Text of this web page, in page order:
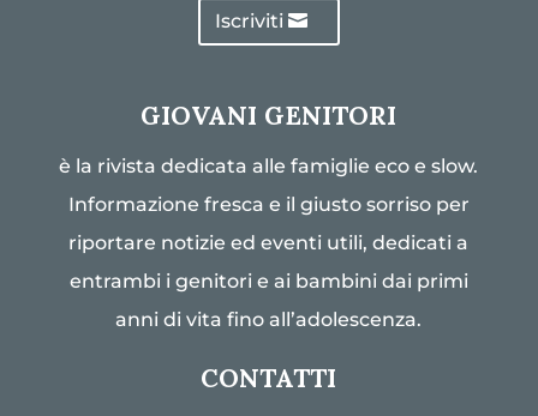
Iscriviti
GIOVANI GENITORI
è la rivista dedicata alle famiglie eco e slow.
Informazione fresca e il giusto sorriso per
riportare notizie ed eventi utili, dedicati a
entrambi i genitori e ai bambini dai primi
anni di vita fino all’adolescenza.
CONTATTI